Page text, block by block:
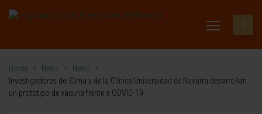
Home > News > News
>
Investigadores del Cima y de la Clínica Universidad de Navarra desarrollan
un prototipo de vacuna frente a COVID-19